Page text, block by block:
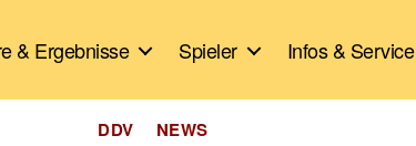
& Ergebnisse Spieler Infos & Service
Kategorien
DDV NEWS